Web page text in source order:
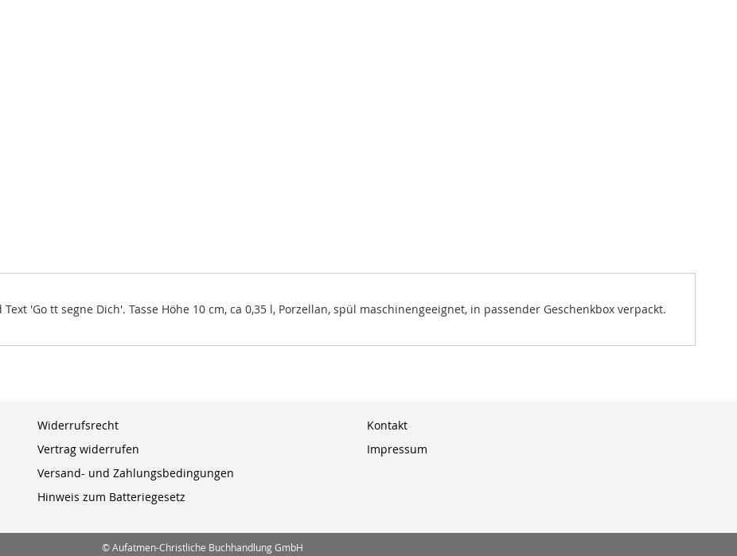
'Go tt segne Dich'. Tasse Höhe 10 cm, ca 0,35 l, Porzellan, spül maschinengeeignet, in passender Geschenkbox verpackt.
Widerrufsrecht
Vertrag widerrufen
Versand- und Zahlungsbedingungen
Hinweis zum Batteriegesetz
Kontakt
Impressum
© Aufatmen-Christliche Buchhandlung GmbH